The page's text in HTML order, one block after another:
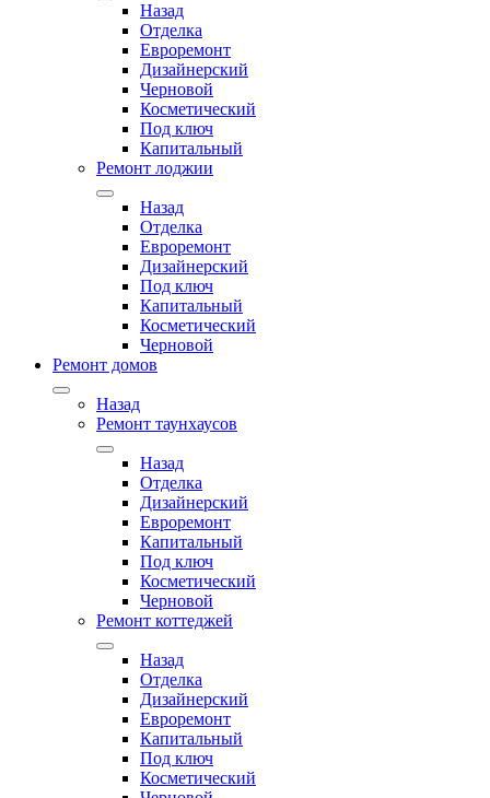
Назад
Отделка
Евроремонт
Дизайнерский
Черновой
Косметический
Под ключ
Капитальный
Ремонт лоджии
Назад
Отделка
Евроремонт
Дизайнерский
Под ключ
Капитальный
Косметический
Черновой
Ремонт домов
Назад
Ремонт таунхаусов
Назад
Отделка
Дизайнерский
Евроремонт
Капитальный
Под ключ
Косметический
Черновой
Ремонт коттеджей
Назад
Отделка
Дизайнерский
Евроремонт
Капитальный
Под ключ
Косметический